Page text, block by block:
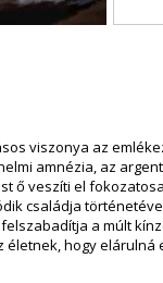
viszonya az
amnézia, az
ő veszíti el
családja
a múlt
életnek, hogy elárulná